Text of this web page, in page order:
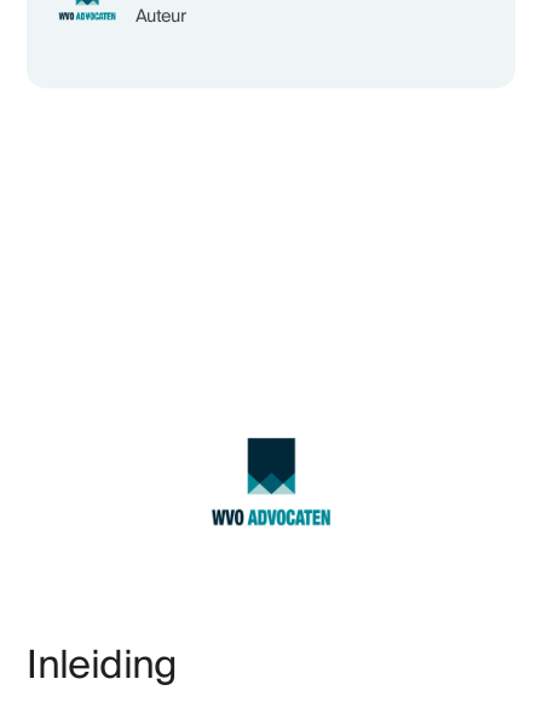
Auteur
Inleiding